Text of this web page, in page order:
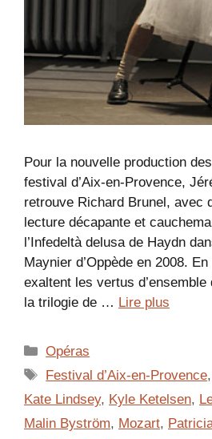
Pour la nouvelle production
festival d’Aix-en-Provence,
retrouve Richard Brunel, avec
lecture décapante et
l’Infedeltà delusa de Haydn
Maynier d’Oppède en 2008.
exaltent les vertus
la trilogie de … Lire plus
Catégories
Opéras
Étiquettes
Festival d’Aix-en-Provence
Kate Lindsey, Kyle Ketelsen,
Malin Byström, Mozart,